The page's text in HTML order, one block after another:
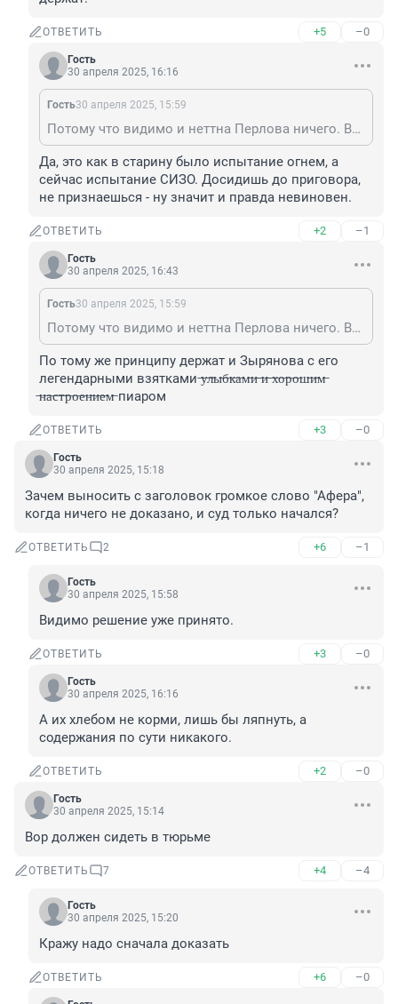
ОТВЕТИТЬ +5 –0
Гость
30 апреля 2025, 16:16
Гость30 апреля 2025, 15:59
Потому что видимо и неттна Перлова ничего. Вот и держат.
Да, это как в старину было испытание огнем, а
сейчас испытание СИЗО. Досидишь до приговора,
не признаешься - ну значит и правда невиновен.
ОТВЕТИТЬ +2 –1
Гость
30 апреля 2025, 16:43
Гость30 апреля 2025, 15:59
Потому что видимо и неттна Перлова ничего. Вот и держат.
По тому же принципу держат и Зырянова с его
легендарными взятками ̶у̶л̶ы̶б̶к̶а̶м̶и̶ ̶и̶ ̶х̶о̶р̶о̶ш̶и̶м̶
̶н̶а̶с̶т̶р̶о̶е̶н̶и̶е̶м̶ пиаром
ОТВЕТИТЬ +3 –0
Гость
30 апреля 2025, 15:18
Зачем выносить с заголовок громкое слово "Афера",
когда ничего не доказано, и суд только начался?
ОТВЕТИТЬ 2 +6 –1
Гость
30 апреля 2025, 15:58
Видимо решение уже принято.
ОТВЕТИТЬ +3 –0
Гость
30 апреля 2025, 16:16
А их хлебом не корми, лишь бы ляпнуть, а
содержания по сути никакого.
ОТВЕТИТЬ +2 –0
Гость
30 апреля 2025, 15:14
Вор должен сидеть в тюрьме
ОТВЕТИТЬ 7 +4 –4
Гость
30 апреля 2025, 15:20
Кражу надо сначала доказать
ОТВЕТИТЬ +6 –0